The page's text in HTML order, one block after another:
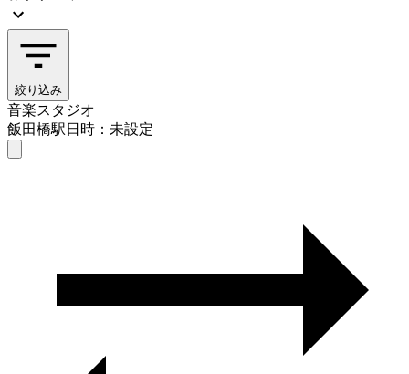
絞り込み
音楽スタジオ
飯田橋駅日時：未設定